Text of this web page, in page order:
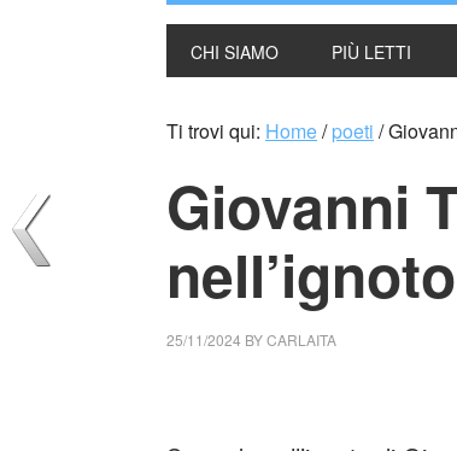
CHI SIAMO PIÙ LETTI
Ti trovi qui: Home/ poeti /
Giovanni
nell’ignoto
25/11/2024 BYCARLAITA